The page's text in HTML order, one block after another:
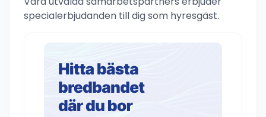
specialerbjudanden till dig som hyresgäst.